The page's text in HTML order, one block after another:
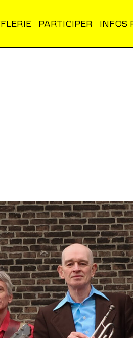
PARTICIPER INFOS